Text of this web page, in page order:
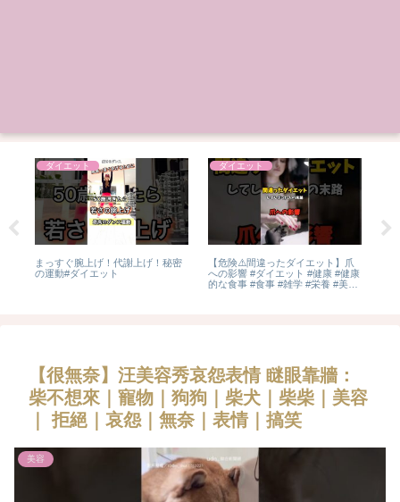
ダイエット
まっすぐ腕上げ！代謝上げ！秘密
の運動#ダイエット
ダイエット
【危険⚠️間違ったダイエット】爪
への影響 #ダイエット #健康 #健康
的な食事 #食事 #雑学 #栄養 #美容
【很無奈】汪美容秀哀怨表情 瞇眼靠牆：
柴不想來｜寵物｜狗狗｜柴犬｜柴柴｜美容
｜ 拒絕｜哀怨｜無奈｜表情｜搞笑
美容